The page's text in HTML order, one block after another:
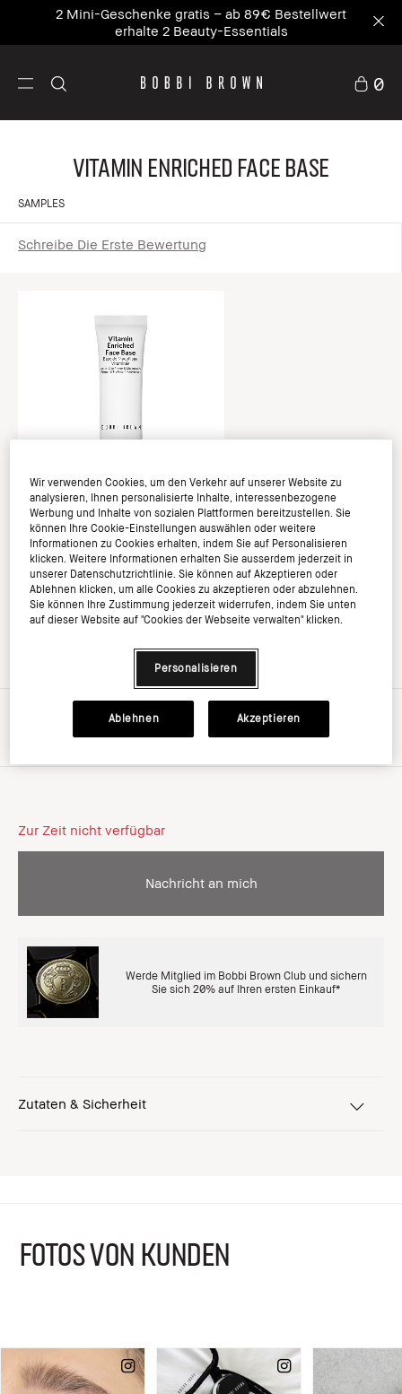
2 Mini-Geschenke gratis – ab 89€ Bestellwert
erhalte 2 Beauty-Essentials
0
Vitamin Enriched Face Base
SAMPLES
Schreibe Die Erste Bewertung
| €0.00
inkl. MwSt, zzgl. Versandkosten
Zur Zeit nicht verfügbar
Nachricht an mich
Werde Mitglied im Bobbi Brown Club und sichern
Sie sich 20% auf Ihren ersten Einkauf*
Zutaten & Sicherheit
FOTOS VON KUNDEN
Wir verwenden Cookies, um den Verkehr auf unserer Website zu
analysieren, Ihnen personalisierte Inhalte, interessenbezogene
Werbung und Inhalte von sozialen Plattformen bereitzustellen. Sie
können Ihre Cookie-Einstellungen auswählen oder weitere
Informationen zu Cookies erhalten, indem Sie auf Personalisieren
klicken. Weitere Informationen erhalten Sie ausserdem jederzeit in
unserer Datenschutzrichtlinie. Sie können auf Akzeptieren oder
Ablehnen klicken, um alle Cookies zu akzeptieren oder abzulehnen.
Sie können Ihre Zustimmung jederzeit widerrufen, indem Sie unten
auf dieser Website auf "Cookies der Webseite verwalten" klicken.
Personalisieren
Ablehnen Akzeptieren